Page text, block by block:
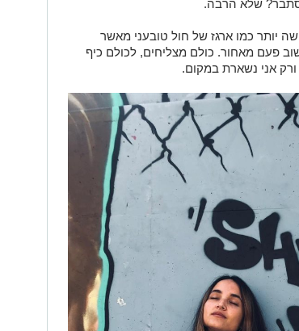
שלא הרבה.
יותר כמו ארגז של חול טובעני מאשר
פעם מאחור. כולם מצליחים, לכולם כיף
אני נשארת במקום.